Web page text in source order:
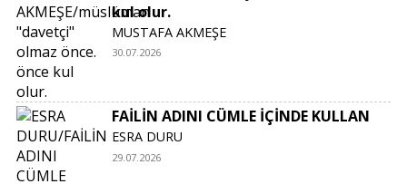
kul olur.
MUSTAFA AKMEŞE
30.07.2026
FAİLİN ADINI CÜMLE İÇİNDE KULLAN
ESRA DURU
29.07.2026